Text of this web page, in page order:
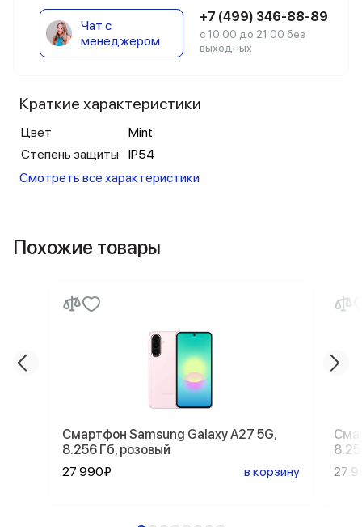
Чат с
менеджером
+7 (499) 346-88-89
с 10:00 до 21:00 без
выходных
Краткие характеристики
Цвет
Mint
Степень защиты
IP54
Смотреть все характеристики
Похожие товары
Смартфон Samsung Galaxy A27 5G,
8.256 Гб, розовый
27 990₽
в корзину
27